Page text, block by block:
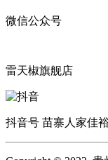
微信公众号
雷天椒旗舰店
抖音号 苗寨人家佳